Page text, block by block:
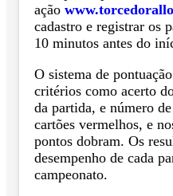
ação
cadastro e registrar os
10 minutos antes do
O sistema de
critérios como acerto
da partida, e número
cartões vermelhos, e
pontos dobram. Os
desempenho de cada
campeonato.